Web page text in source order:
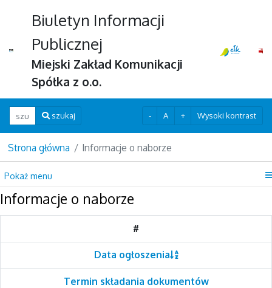
Biuletyn Informacji
Publicznej
Miejski Zakład Komunikacji
Spółka z o.o.
Wpisz szukaną frazę
szukaj - A + Wysoki kontrast
Strona główna Informacje o naborze
Pokaż menu
Informacje o naborze
#
Data ogłoszenia
Termin składania dokumentów